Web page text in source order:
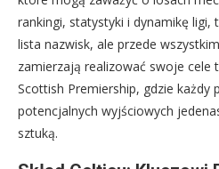
rankingi, statystyki i dynamikę ligi,
lista nazwisk, ale przede
zamierzają realizować swoje cele
Scottish Premiership, gdzie każdy
potencjalnych wyjściowych
sztuką.